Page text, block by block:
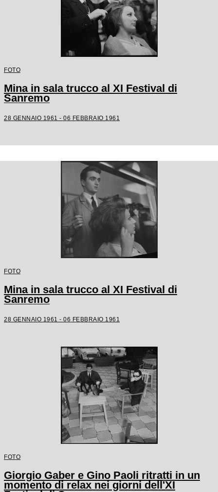
FOTO
Mina in sala trucco al XI Festival di
Sanremo
28 GENNAIO 1961 - 06 FEBBRAIO 1961
FOTO
Mina in sala trucco al XI Festival di
Sanremo
28 GENNAIO 1961 - 06 FEBBRAIO 1961
FOTO
Giorgio Gaber e Gino Paoli ritratti in un
momento di relax nei giorni dell'XI